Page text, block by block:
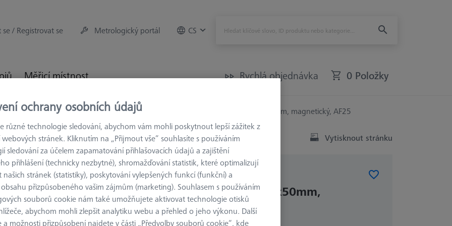
se / Registrovat se Metrologický portál CS
Měřicí místnost Rychlá objednávka 0 Položky
Upínací zařízení Konstrukční prvky V-Blok 90° - 100x25x50mm, magnetický, AF25
Vytisknout stránku
KONSTRUKČNÍ PRVKY
V-Blok 90° - 100x25x50mm,
magnetický, AF25
626109-9610-017
ochrany osobních údajů
různé technologie sledování, abychom vám mohli poskytnout lepší zážitek z
stránek. Kliknutím na „Přijmout vše“ souhlasíte s používáním
sledování za účelem zapamatování přihlašovacích údajů a zajištění
přihlášení (technicky nezbytné), shromažďování statistik, které optimalizují
stránek (statistiky), poskytování vylepšených funkcí (funkční) a
přizpůsobeného vašim zájmům (marketing). Souhlasem s používáním
souborů cookie nám také umožňujete aktivovat technologie otisků
abychom mohli zlepšit analytiku webu a přehled o jeho výkonu. Další
a možnosti přizpůsobení najdete v části „Předvolby souborů cookie“, kde